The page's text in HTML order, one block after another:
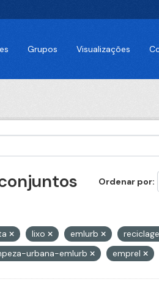
Grupos Visualizações
Ordenar por
lixo emlurb
urbana-emlurb emprel